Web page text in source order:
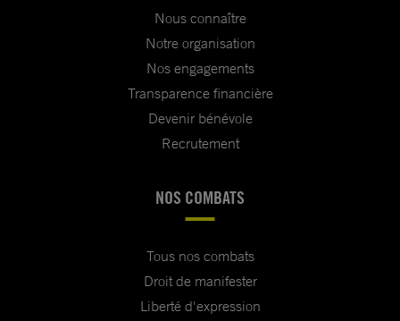
Nous connaître
Notre organisation
Nos engagements
Transparence financière
Devenir bénévole
Recrutement
NOS COMBATS
Tous nos combats
Droit de manifester
Liberté d'expression